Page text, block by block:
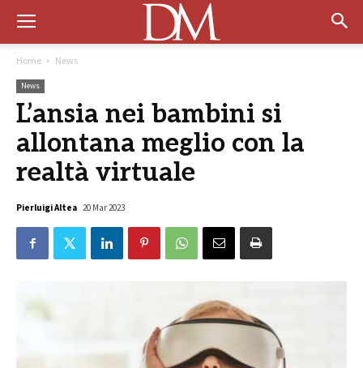
Home News
News
L’ansia nei bambini si
allontana meglio con la
realtà virtuale
Pierluigi Altea 20 Mar 2023